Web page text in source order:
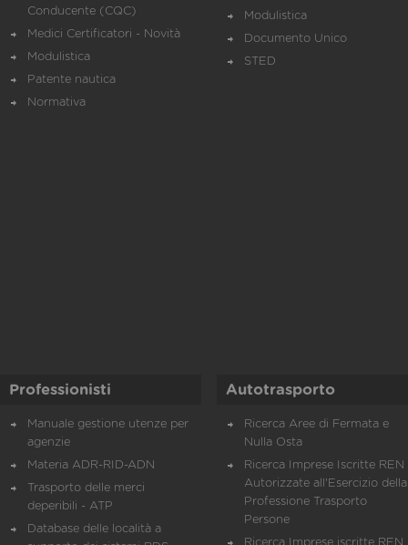
Conducente (CQC)
Medici Certificatori - Novità
Modulistica
Patente nautica
Normativa
Modulistica
Documento Unico
STED
Professionisti
Manuale gestione utenze per
agenzie
Materia ADR-RID-ADN
Trasporto delle merci
deperibili - ATP
Database delle località a
Autotrasporto
Ricerca Aree di Fermata e
Nulla Osta
Ricerca Imprese Iscritte REN
Autorizzate all'Esercizio della
Professione Trasporto
Persone